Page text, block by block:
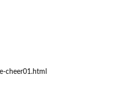
cheer01.html